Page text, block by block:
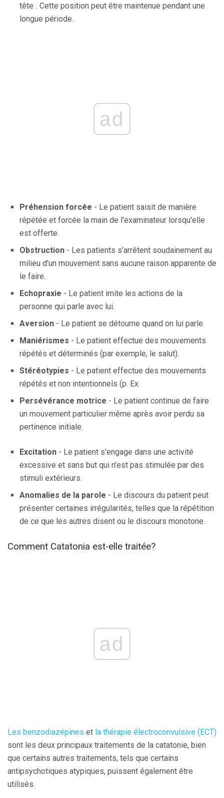
tête . Cette position peut être maintenue pendant une
longue période.
ad
Préhension forcée - Le patient saisit de manière
répétée et forcée la main de l'examinateur lorsqu'elle
est offerte.
Obstruction - Les patients s'arrêtent soudainement au
milieu d'un mouvement sans aucune raison apparente de
le faire.
Echopraxie - Le patient imite les actions de la
personne qui parle avec lui.
Aversion - Le patient se détourne quand on lui parle.
Maniérismes - Le patient effectue des mouvements
répétés et déterminés (par exemple, le salut).
Stéréotypies - Le patient effectue des mouvements
répétés et non intentionnels (p. Ex.
Persévérance motrice - Le patient continue de faire
un mouvement particulier même après avoir perdu sa
pertinence initiale.
Excitation - Le patient s'engage dans une activité
excessive et sans but qui n'est pas stimulée par des
stimuli extérieurs.
Anomalies de la parole - Le discours du patient peut
présenter certaines irrégularités, telles que la répétition
de ce que les autres disent ou le discours monotone.
Comment Catatonia est-elle traitée?
ad
Les benzodiazépines et la thérapie électroconvulsive (ECT)
sont les deux principaux traitements de la catatonie, bien
que certains autres traitements, tels que certains
antipsychotiques atypiques, puissent également être
utilisés.